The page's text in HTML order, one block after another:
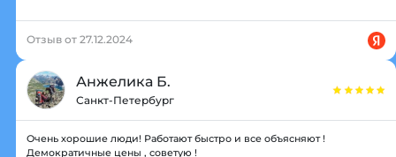
Отзыв от 27.12.2024
Анжелика Б.
Санкт-Петербург
Очень хорошие люди! Работают быстро и все объясняют !
Демократичные цены , советую !